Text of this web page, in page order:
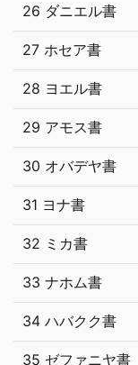
26 ダニエル書
27 ホセア書
28 ヨエル書
29 アモス書
30 オバデヤ書
31 ヨナ書
32 ミカ書
33 ナホム書
34 ハバクク書
35 ゼファニヤ書